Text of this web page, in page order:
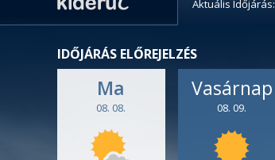
Aktuális Időjárás:
IDŐJÁRÁS ELŐREJELZÉS
Ma
08. 08.
Vasárnap
08. 09.